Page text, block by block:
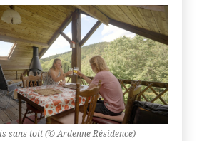
sans toit (© Ardenne Résidence)